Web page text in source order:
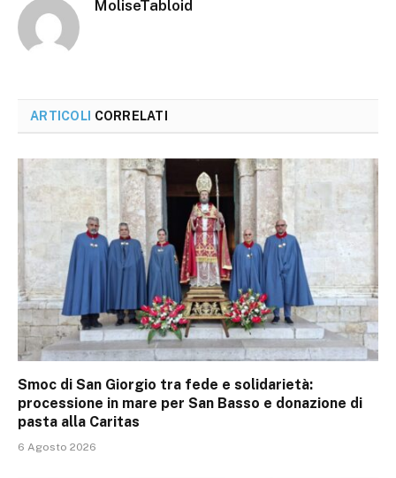
MoliseTabloid
ARTICOLI CORRELATI
Smoc di San Giorgio tra fede e solidarietà:
processione in mare per San Basso e donazione di
pasta alla Caritas
6 Agosto 2026